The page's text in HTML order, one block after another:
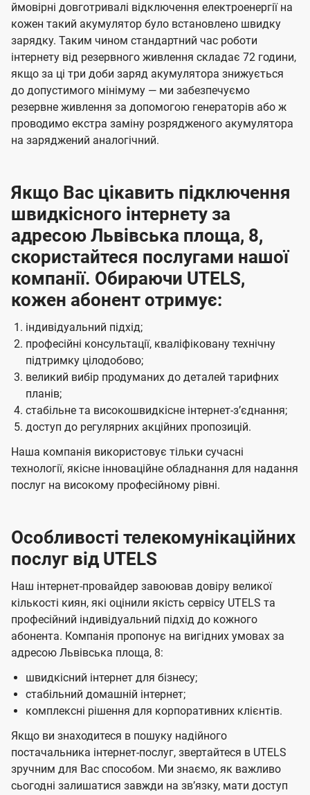
ймовірні довготривалі відключення електроенергії на
кожен такий акумулятор було встановлено швидку
зарядку. Таким чином стандартний час роботи
інтернету від резервного живлення складає 72 години,
якщо за ці три доби заряд акумулятора знижується
до допустимого мінімуму — ми забезпечуємо
резервне живлення за допомогою генераторів або ж
проводимо екстра заміну розрядженого акумулятора
на заряджений аналогічний.
Якщо Вас цікавить підключення
швидкісного інтернету за
адресою Львівська площа, 8,
скористайтеся послугами нашої
компанії. Обираючи UTELS,
кожен абонент отримує:
індивідуальний підхід;
професійні консультації, кваліфіковану технічну
підтримку цілодобово;
великий вибір продуманих до деталей тарифних
планів;
стабільне та високошвидкісне інтернет-зʼєднання;
доступ до регулярних акційних пропозицій.
Наша компанія використовує тільки сучасні
технології, якісне інноваційне обладнання для надання
послуг на високому професійному рівні.
Особливості телекомунікаційних
послуг від UTELS
Наш інтернет-провайдер завоював довіру великої
кількості киян, які оцінили якість сервісу UTELS та
професійний індивідуальний підхід до кожного
абонента. Компанія пропонує на вигідних умовах за
адресою Львівська площа, 8:
швидкісний інтернет для бізнесу;
стабільний домашній інтернет;
комплексні рішення для корпоративних клієнтів.
Якщо ви знаходитеся в пошуку надійного
постачальника інтернет-послуг, звертайтеся в UTELS
зручним для Вас способом. Ми знаємо, як важливо
сьогодні залишатися завжди на звʼязку, мати доступ